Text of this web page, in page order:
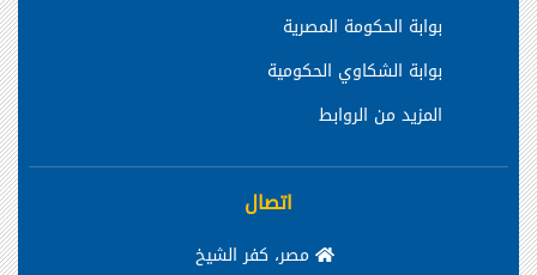
بوابة الحكومة المصرية
بوابة الشكاوي الحكومية
المزيد من الروابط
اتصال
مصر، كفر الشيخ